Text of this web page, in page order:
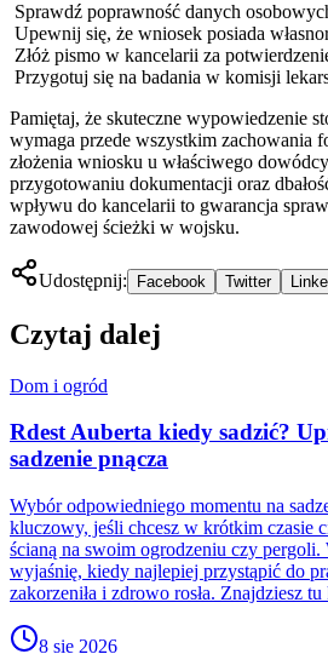
Sprawdź poprawność danych
Upewnij się, że wniosek posiada
Złóż pismo w kancelarii za
Przygotuj się na badania w komisji
Pamiętaj, że skuteczne wypowiedzenie
wymaga przede wszystkim zachowania
złożenia wniosku u właściwego
przygotowaniu dokumentacji oraz
wpływu do kancelarii to gwarancja
zawodowej ścieżki w wojsku.
Udostępnij: Facebook Twitter
Czytaj dalej
Dom i ogród
Rdest Auberta kiedy sadzić?
sadzenie pnącza
Wybór odpowiedniego momentu na
kluczowy, jeśli chcesz w krótkim czasie
ścianą na swoim ogrodzeniu czy
wyjaśnię, kiedy najlepiej przystąpić do
zakorzeniła i zdrowo rosła. Znajdziesz
8 sie 2026